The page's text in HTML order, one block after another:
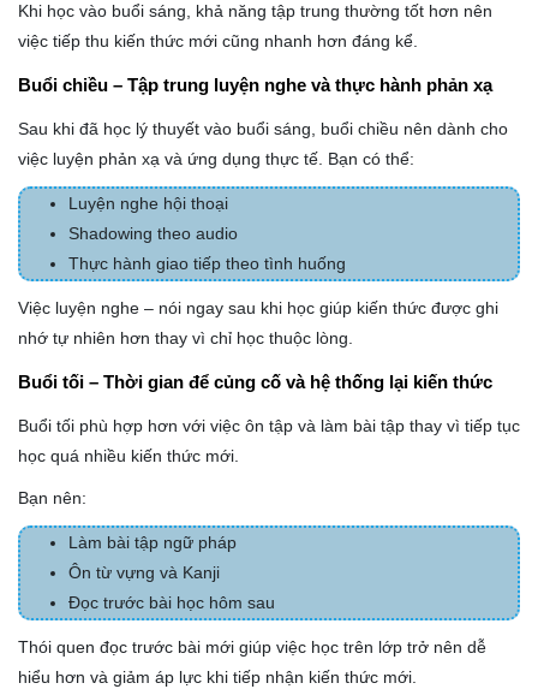
Khi học vào buổi sáng, khả năng tập trung thường tốt hơn nên
việc tiếp thu kiến thức mới cũng nhanh hơn đáng kể.
Buổi chiều – Tập trung luyện nghe và thực hành phản xạ
Sau khi đã học lý thuyết vào buổi sáng, buổi chiều nên dành cho
việc luyện phản xạ và ứng dụng thực tế. Bạn có thể:
Luyện nghe hội thoại
Shadowing theo audio
Thực hành giao tiếp theo tình huống
Việc luyện nghe – nói ngay sau khi học giúp kiến thức được ghi
nhớ tự nhiên hơn thay vì chỉ học thuộc lòng.
Buổi tối – Thời gian để củng cố và hệ thống lại kiến thức
Buổi tối phù hợp hơn với việc ôn tập và làm bài tập thay vì tiếp tục
học quá nhiều kiến thức mới.
Bạn nên:
Làm bài tập ngữ pháp
Ôn từ vựng và Kanji
Đọc trước bài học hôm sau
Thói quen đọc trước bài mới giúp việc học trên lớp trở nên dễ
hiểu hơn và giảm áp lực khi tiếp nhận kiến thức mới.